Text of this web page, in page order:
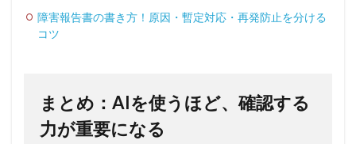
障害報告書の書き方！原因・暫定対応・再発防止を分ける
コツ
まとめ：AIを使うほど、確認する
力が重要になる